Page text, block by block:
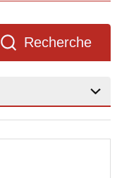
Recherche